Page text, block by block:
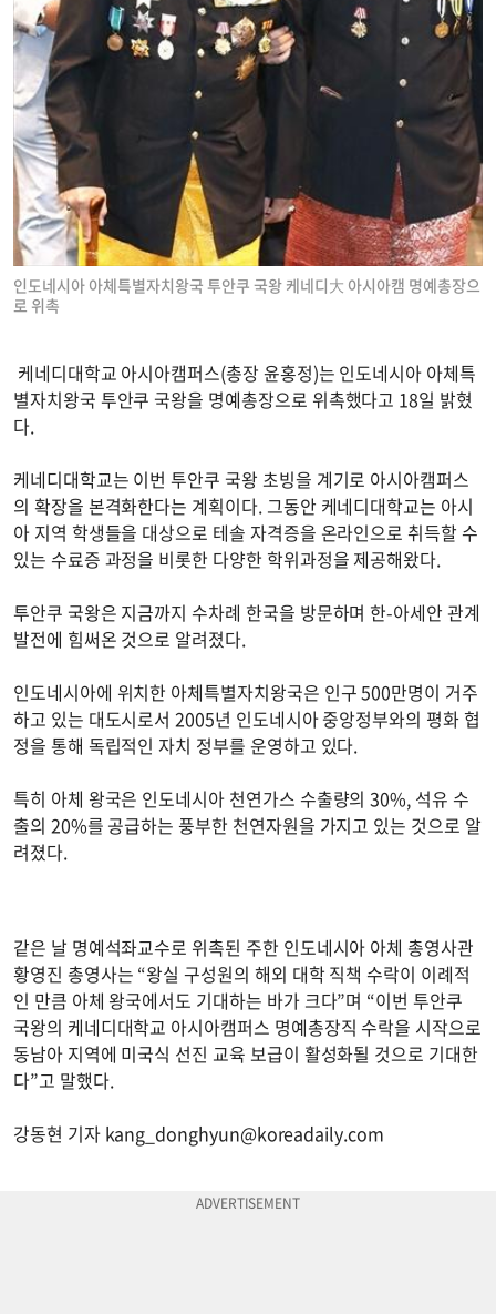
인도네시아 아체특별자치왕국 투안쿠 국왕 케네디大 아시아캠 명예총장으
로 위촉
케네디대학교 아시아캠퍼스(총장 윤홍정)는 인도네시아 아체특
별자치왕국 투안쿠 국왕을 명예총장으로 위촉했다고 18일 밝혔
다.
케네디대학교는 이번 투안쿠 국왕 초빙을 계기로 아시아캠퍼스
의 확장을 본격화한다는 계획이다. 그동안 케네디대학교는 아시
아 지역 학생들을 대상으로 테솔 자격증을 온라인으로 취득할 수
있는 수료증 과정을 비롯한 다양한 학위과정을 제공해왔다.
투안쿠 국왕은 지금까지 수차례 한국을 방문하며 한-아세안 관계
발전에 힘써온 것으로 알려졌다.
인도네시아에 위치한 아체특별자치왕국은 인구 500만명이 거주
하고 있는 대도시로서 2005년 인도네시아 중앙정부와의 평화 협
정을 통해 독립적인 자치 정부를 운영하고 있다.
특히 아체 왕국은 인도네시아 천연가스 수출량의 30%, 석유 수
출의 20%를 공급하는 풍부한 천연자원을 가지고 있는 것으로 알
려졌다.
같은 날 명예석좌교수로 위촉된 주한 인도네시아 아체 총영사관
황영진 총영사는 “왕실 구성원의 해외 대학 직책 수락이 이례적
인 만큼 아체 왕국에서도 기대하는 바가 크다”며 “이번 투안쿠
국왕의 케네디대학교 아시아캠퍼스 명예총장직 수락을 시작으로
동남아 지역에 미국식 선진 교육 보급이 활성화될 것으로 기대한
다”고 말했다.
강동현 기자 kang_donghyun@koreadaily.com